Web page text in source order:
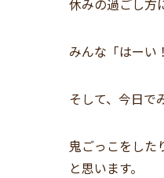
みんな「はーい
そして、今日で
鬼ごっこをした
と思います。